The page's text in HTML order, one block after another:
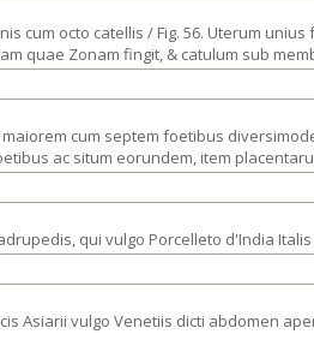
cum octo catellis / Fig. 56. Uterum
quae Zonam fingit, & catulum sub
maiorem cum septem foetibus
ac situm eorundem, item
qui vulgo Porcelleto d'India
Asiarii vulgo Venetiis dicti abdomen